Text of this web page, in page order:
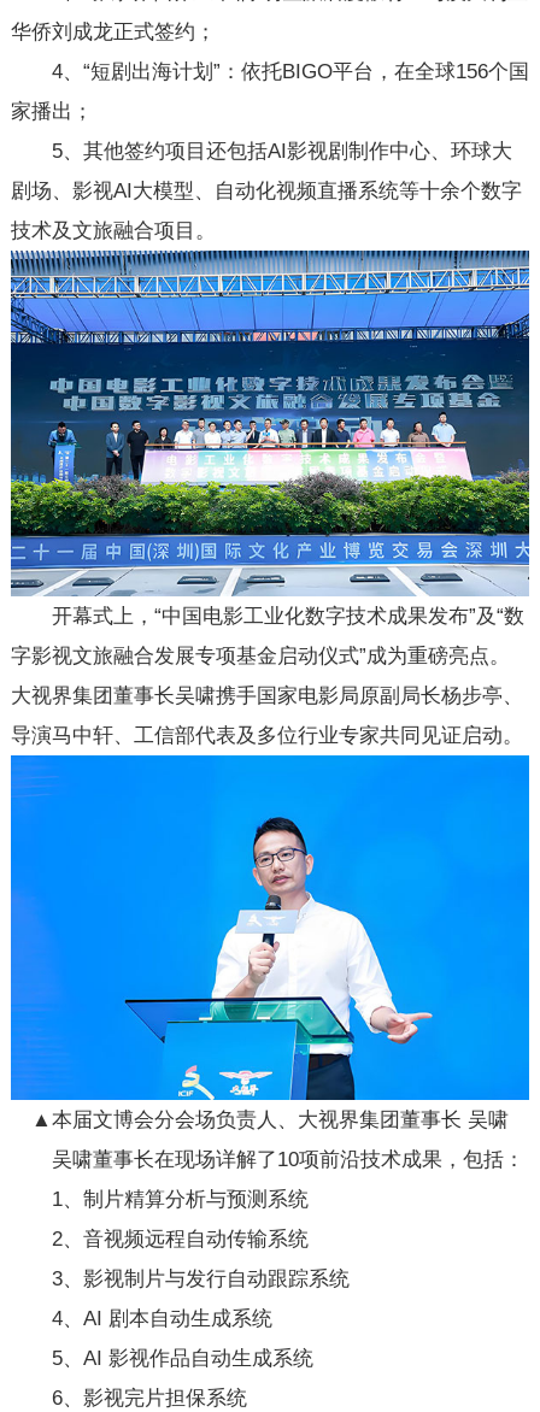
华侨刘成龙正式签约；
4、“短剧出海计划”：依托BIGO平台，在全球156个国
家播出；
5、其他签约项目还包括AI影视剧制作中心、环球大
剧场、影视AI大模型、自动化视频直播系统等十余个数字
技术及文旅融合项目。
开幕式上，“中国电影工业化数字技术成果发布”及“数
字影视文旅融合发展专项基金启动仪式”成为重磅亮点。
大视界集团董事长吴啸携手国家电影局原副局长杨步亭、
导演马中轩、工信部代表及多位行业专家共同见证启动。
▲本届文博会分会场负责人、大视界集团董事长 吴啸
吴啸董事长在现场详解了10项前沿技术成果，包括：
1、制片精算分析与预测系统
2、音视频远程自动传输系统
3、影视制片与发行自动跟踪系统
4、AI 剧本自动生成系统
5、AI 影视作品自动生成系统
6、影视完片担保系统